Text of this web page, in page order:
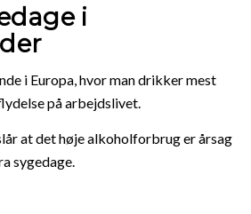
i
i Europa, hvor man drikker mest
på arbejdslivet.
at det høje alkoholforbrug er årsag
sygedage.